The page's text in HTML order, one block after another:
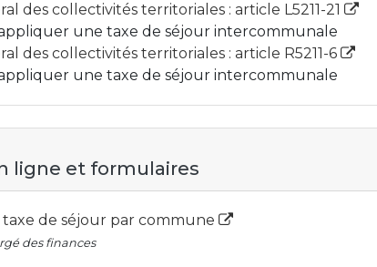
des collectivités territoriales : article L5211-21
une taxe de séjour intercommunale
des collectivités territoriales : article R5211-6
une taxe de séjour intercommunale
ligne et formulaires
taxe de séjour par commune
des finances